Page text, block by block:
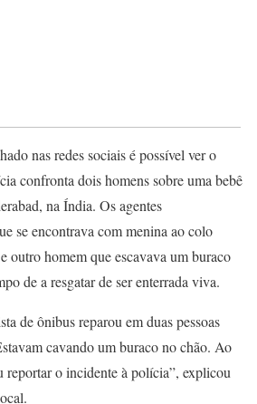
nas redes sociais é possível ver o
confronta dois homens sobre uma bebê
na Índia. Os agentes
se encontrava com menina ao colo
outro homem que escavava um buraco
de a resgatar de ser enterrada viva.
de ônibus reparou em duas pessoas
cavando um buraco no chão. Ao
reportar o incidente à polícia”, explicou